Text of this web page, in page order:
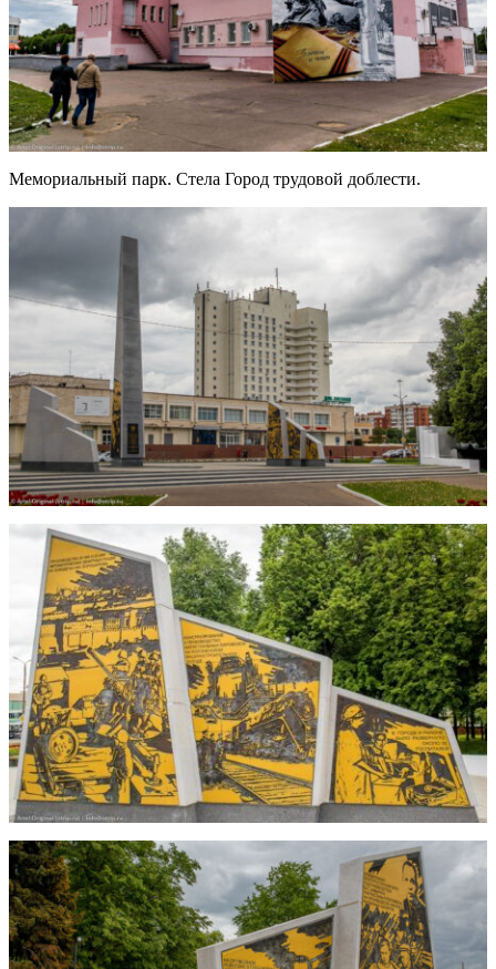
Мемориальный парк. Стела Город трудовой доблести.